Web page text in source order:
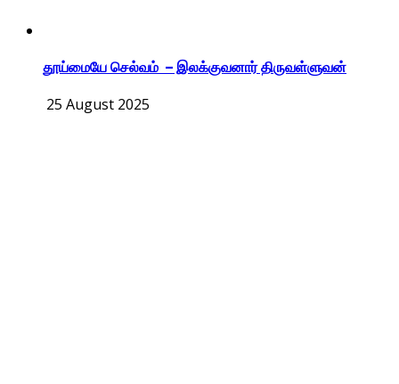
தூய்மையே செல்வம் – இலக்குவனார் திருவள்ளுவன்
25 August 2025